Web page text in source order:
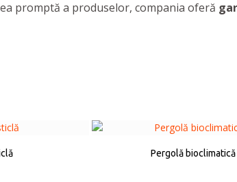
promptă a produselor, compania oferă
Pergolă bioclimatică